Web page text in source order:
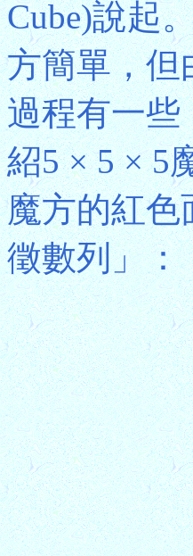
Cube)說起
方簡單，但
過程有一些
紹5 × 5 × 5
魔方的紅色
徵數列」：